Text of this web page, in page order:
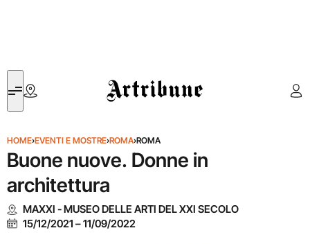
Artribune
HOME›EVENTI E MOSTRE›ROMA›ROMA
Buone nuove. Donne in
architettura
MAXXI - MUSEO DELLE ARTI DEL XXI SECOLO
15/12/2021 –11/09/2022